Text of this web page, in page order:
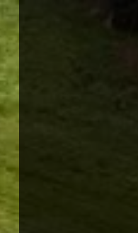
Panneau de gestion des cookies